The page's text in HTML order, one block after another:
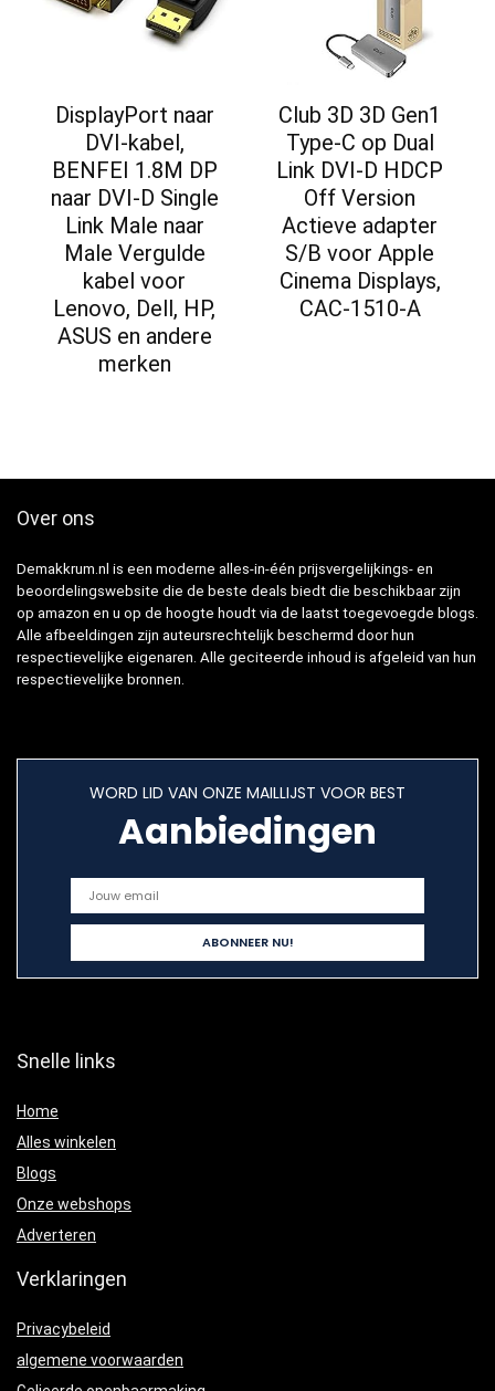
DisplayPort naar
DVI-kabel,
BENFEI 1.8M DP
naar DVI-D Single
Link Male naar
Male Vergulde
kabel voor
Lenovo, Dell, HP,
ASUS en andere
merken
Club 3D 3D Gen1
Type-C op Dual
Link DVI-D HDCP
Off Version
Actieve adapter
S/B voor Apple
Cinema Displays,
CAC-1510-A
Over ons
Demakkrum.nl is een moderne alles-in-één prijsvergelijkings- en
beoordelingswebsite die de beste deals biedt die beschikbaar zijn
op amazon en u op de hoogte houdt via de laatst toegevoegde blogs.
Alle afbeeldingen zijn auteursrechtelijk beschermd door hun
respectievelijke eigenaren. Alle geciteerde inhoud is afgeleid van hun
respectievelijke bronnen.
WORD LID VAN ONZE MAILLIJST VOOR BEST
Aanbiedingen
Snelle links
Home
Alles winkelen
Blogs
Onze webshops
Adverteren
Verklaringen
Privacybeleid
algemene voorwaarden